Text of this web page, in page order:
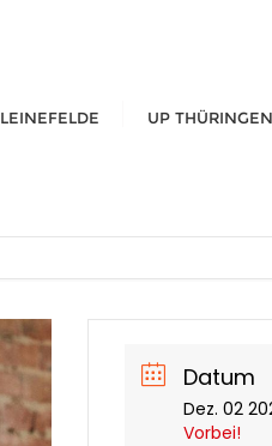
LEINEFELDE UP THÜRINGEN
Datum
Dez. 02
Vorbei!